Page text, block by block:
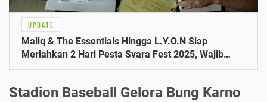
UPDATE
Maliq & The Essentials Hingga L.Y.O.N Siap
Meriahkan 2 Hari Pesta Svara Fest 2025, Wajib
Tahu!
Stadion Baseball Gelora Bung Karno